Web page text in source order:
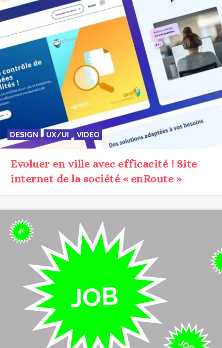
DESIGN UX/UI VIDEO
Evoluer en ville avec efficacité ! Site
internet de la société « enRoute »